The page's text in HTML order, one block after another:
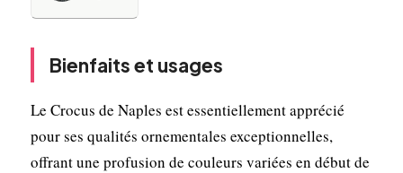
Bienfaits et usages
Le Crocus de Naples est essentiellement apprécié
pour ses qualités ornementales exceptionnelles,
offrant une profusion de couleurs variées en début de